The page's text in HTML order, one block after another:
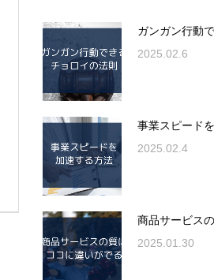
ガンガン行動
2025.02.6
事業スピード
2025.02.4
商品サービス
2025.01.30